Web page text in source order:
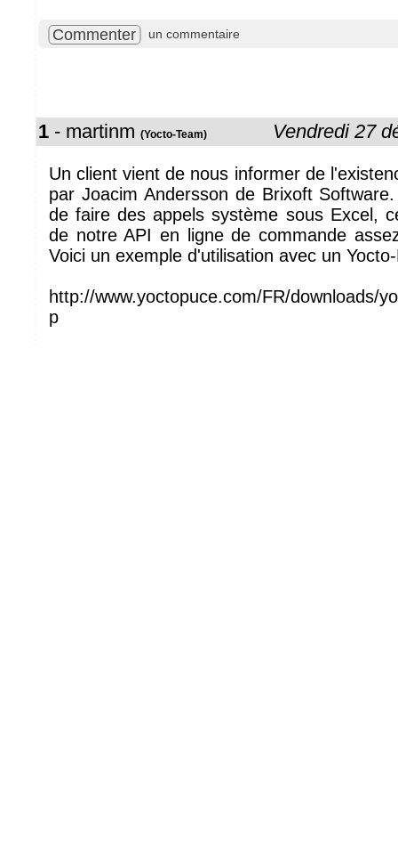
Commenter un commentaire
1 - martinm (Yocto-Team) Vendredi 27
Un client vient de nous informer de
par Joacim Andersson de Brixoft
de faire des appels système sous Excel,
de notre API en ligne de commande
Voici un exemple d'utilisation avec un
http://www.yoctopuce.com/FR/downloads/
p